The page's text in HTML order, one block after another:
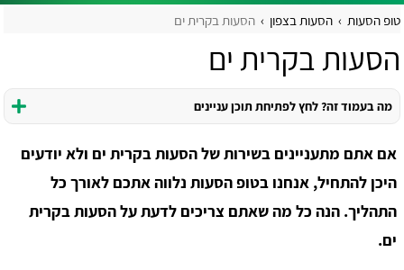
טופ הסעות הסעות בצפון הסעות בקרית ים
הסעות בקרית ים
מה בעמוד זה? לחץ לפתיחת תוכן עניינים
אם אתם מתעניינים בשירות של הסעות בקרית ים ולא יודעים
היכן להתחיל, אנחנו בטופ הסעות נלווה אתכם לאורך כל
התהליך. הנה כל מה שאתם צריכים לדעת על הסעות בקרית
ים.